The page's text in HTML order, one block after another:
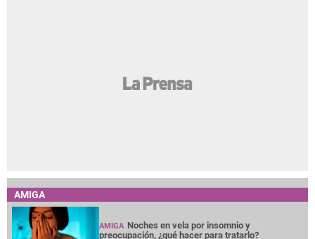
AMIGA
AMIGA Noches en vela por insomnio y
preocupación, ¿qué hacer para tratarlo?